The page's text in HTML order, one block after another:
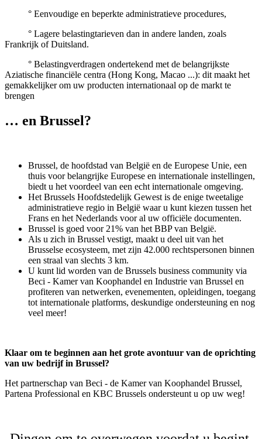
° Eenvoudige en beperkte administratieve procedures,
° Lagere belastingtarieven dan in andere landen, zoals
Frankrijk of Duitsland.
° Belastingverdragen ondertekend met de belangrijkste
Aziatische financiële centra (Hong Kong, Macao ...): dit maakt het
gemakkelijker om uw producten internationaal op de markt te
brengen
… en Brussel?
Brussel, de hoofdstad van België en de Europese Unie, een
thuis voor belangrijke Europese en internationale instellingen,
biedt u het voordeel van een echt internationale omgeving.
Het Brussels Hoofdstedelijk Gewest is de enige tweetalige
administratieve regio in België waar u kunt kiezen tussen het
Frans en het Nederlands voor al uw officiële documenten.
Brussel is goed voor 21% van het BBP van België.
Als u zich in Brussel vestigt, maakt u deel uit van het
Brusselse ecosysteem, met zijn 42.000 rechtspersonen binnen
een straal van slechts 3 km.
U kunt lid worden van de Brussels business community via
Beci - Kamer van Koophandel en Industrie van Brussel en
profiteren van netwerken, evenementen, opleidingen, toegang
tot internationale platforms, deskundige ondersteuning en nog
veel meer!
Klaar om te beginnen aan het grote avontuur van de oprichting
van uw bedrijf in Brussel?
Het partnerschap van Beci - de Kamer van Koophandel Brussel,
Partena Professional en KBC Brussels ondersteunt u op uw weg!